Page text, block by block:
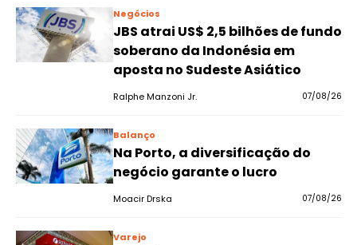
Negócios
JBS atrai US$ 2,5 bilhões de fundo
soberano da Indonésia em
aposta no Sudeste Asiático
Ralphe Manzoni Jr. 07/08/26
Balanço
Na Porto, a diversificação do
negócio garante o lucro
Moacir Drska 07/08/26
Varejo